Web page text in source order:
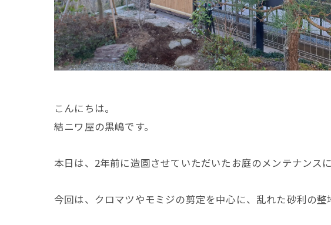
こんにちは。
結ニワ屋の黒嶋です。
本日は、2年前に造園させていただいたお庭のメンテナンス
今回は、クロマツやモミジの剪定を中心に、乱れた砂利の整